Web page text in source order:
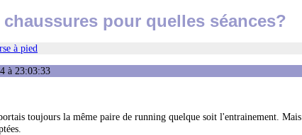
chaussures pour quelles séances?
à pied
à 23:03:33
toujours la même paire de running quelque soit l'entrainement. Mais